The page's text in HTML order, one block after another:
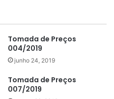
Tomada de Preços
004/2019
junho 24, 2019
Tomada de Preços
007/2019